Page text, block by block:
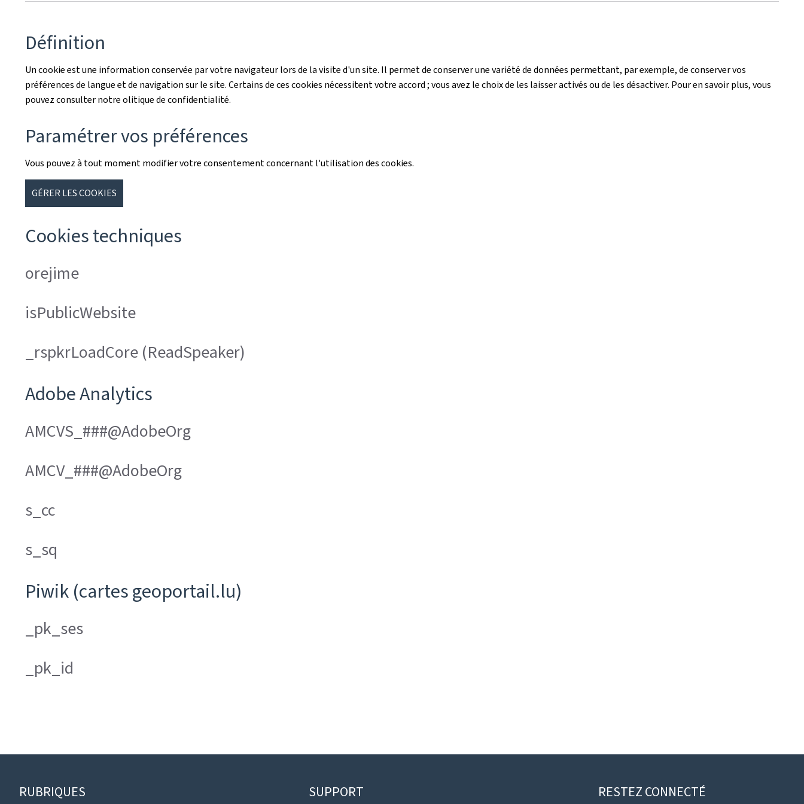
Définition
Un cookie est une information conservée par votre navigateur lors de la visite d'un site. Il permet de conserver une variété de données permettant, par exemple, de conserver vos
préférences de langue et de navigation sur le site. Certains de ces cookies nécessitent votre accord ; vous avez le choix de les laisser activés ou de les désactiver. Pour en savoir plus, vous
pouvez consulter notre olitique de confidentialité.
Paramétrer vos préférences
Vous pouvez à tout moment modifier votre consentement concernant l'utilisation des cookies.
GÉRER LES COOKIES
Cookies techniques
orejime
isPublicWebsite
_rspkrLoadCore (ReadSpeaker)
Adobe Analytics
AMCVS_###@AdobeOrg
AMCV_###@AdobeOrg
s_cc
s_sq
Piwik (cartes geoportail.lu)
_pk_ses
_pk_id
Pied
RUBRIQUES SUPPORT RESTEZ CONNECTÉ